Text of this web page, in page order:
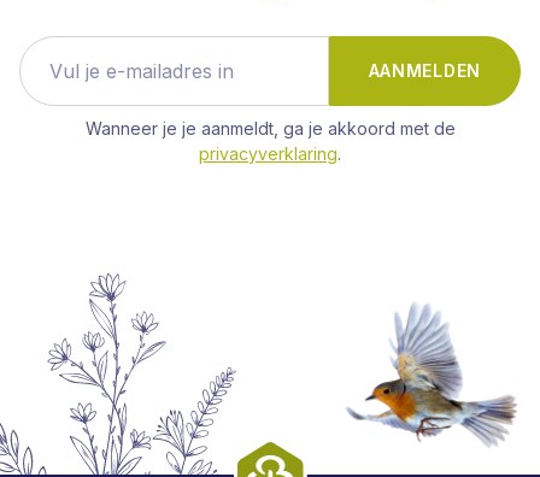
AANMELDEN
Wanneer je je aanmeldt, ga je akkoord met de
privacyverklaring.